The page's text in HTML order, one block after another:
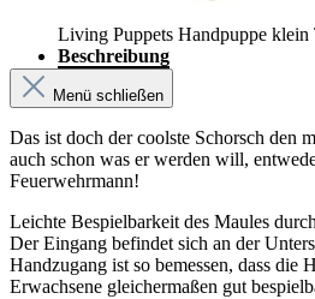
Living Puppets Handpuppe klein
Beschreibung
Menü schließen
Das ist doch der coolste Schorsch den
auch schon was er werden will,
Feuerwehrmann!
Leichte Bespielbarkeit des Maules
Der Eingang befindet sich an der
Handzugang ist so bemessen, dass die
Erwachsene gleichermaßen gut